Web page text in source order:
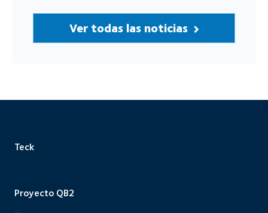
Ver todas las noticias
Teck
Proyecto QB2